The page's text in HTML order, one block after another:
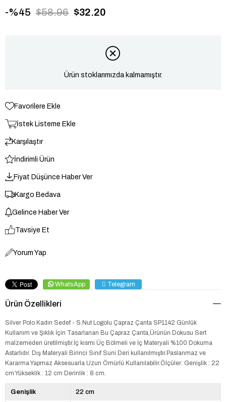
45 $58.96 $32.20
Ürün stoklarımızda kalmamıştır.
Favorilere Ekle
İstek Listeme Ekle
Karşılaştır
İndirimli Ürün
Fiyat Düşünce Haber Ver
Kargo Bedava
Gelince Haber Ver
Tavsiye Et
Yorum Yap
WhatsApp Telegram
Ürün Özellikleri
Silver Polo Kadın Sedef - S.Nut Logolu Çapraz Çanta SP1142 Günlük
Kullanım ve Şıklık İçin Tasarlanan Bu Çapraz Çanta,Ürünün Dokusu Sert
malzemeden üretilmiştir.İç kısmı Üç Bölmeli ve İç Materyali %100 Dokuma
Astarlıdır. Dış Materyali Birinci Sınıf Suni Deri kullanılmıştır.Paslanmaz ve
Kararma Yapmaz Aksesuarla Uzun Ömürlü Kullanılabilir.Ölçüler: Genişlik : 22
cm Yükseklik : 12 cm Derinlik : 8 cm.
Genişlik 22 cm